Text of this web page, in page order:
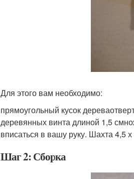
Для этого вам необходимо:
прямоугольный кусок
деревянных винта длиной 1,5
вписаться в вашу руку. Шахта 4,5
Шаг 2: Сборка